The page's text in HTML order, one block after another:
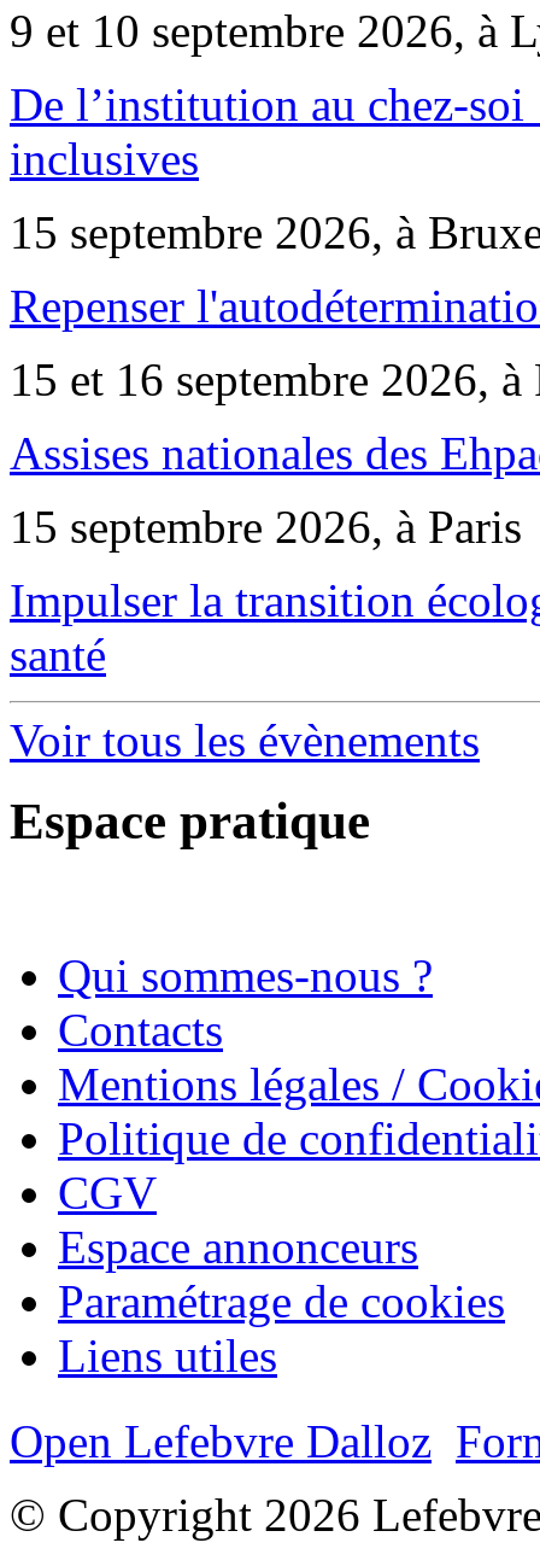
9 et 10 septembre 2026, à
De l’institution au chez-
inclusives
15 septembre 2026, à
Repenser
15 et 16 septembre 2026, à
Assises nationales des
15 septembre 2026, à Paris
Impulser la transition
santé
Voir tous les évènements
Espace pratique
Qui sommes-nous ?
Contacts
Mentions légales /
Politique de
CGV
Espace annonceurs
Paramétrage de cookies
Liens utiles
Open Lefebvre Dalloz
© Copyright 2026